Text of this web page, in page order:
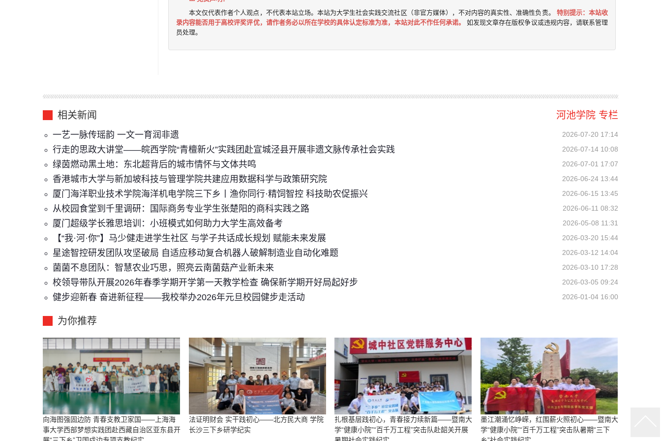
本文仅代表作者个人观点，不代表本站立场。本站为大学生社会实践交流社区（非官方媒体），不对内容的真实性、准确性负责。 特别提示：本站收
录内容能否用于高校评奖评优，请作者务必以所在学校的具体认定标准为准，本站对此不作任何承诺。
如发现文章存在版权争议或违规内容，请联系管理
员处理。
相关新闻 河池学院 专栏
一艺一脉传瑶韵 一文一育润非遗 2026-07-20 17:14
行走的思政大讲堂——皖西学院“青檀新火”实践团赴宣城泾县开展非遗文脉传承社会实践 2026-07-14 10:08
​绿茵燃动黑土地：东北超背后的城市情怀与文体共鸣 2026-07-01 17:07
香港城市大学与新加坡科技与管理学院共建应用数据科学与政策研究院 2026-06-24 13:44
厦门海洋职业技术学院海洋机电学院三下乡丨渔你同行·精饲智控 科技助农促振兴 2026-06-15 13:45
从校园食堂到千里调研：国际商务专业学生张楚阳的商科实践之路 2026-06-11 08:32
厦门超级学长雅思培训：小班模式如何助力大学生高效备考 2026-05-08 11:31
【“我·河·你”】马少健走进学生社区 与学子共话成长规划 赋能未来发展 2026-03-20 15:44
星途智控研发团队攻坚破局 自适应移动复合机器人破解制造业自动化难题 2026-03-12 14:04
菌菌不息团队：智慧农业巧思，照亮云南菌菇产业新未来 2026-03-10 17:28
校领导带队开展2026年春季学期开学第一天教学检查 确保新学期开好局起好步 2026-03-05 09:24
健步迎新春 奋进新征程——我校举办2026年元旦校园健步走活动 2026-01-04 16:00
为你推荐
向海图强固边防 青春支教卫家国——上海海
事大学西部梦想实践团赴西藏自治区亚东县开
法证明财会 实干践初心——北方民大商 学院
长沙三下乡研学纪实
扎根基层践初心，青春接力续新篇——暨南大
学“健康小院”“百千万工程”突击队赴韶关开展
墨江潮涌忆峥嵘，红围薪火照初心——暨南大
学“健康小院”“百千万工程”突击队暑期“三下